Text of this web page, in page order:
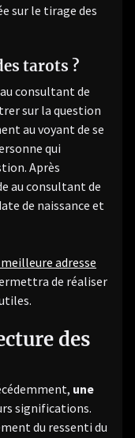
sur le tirage des
tarots ?
consultant de
sur la question
au voyant de se
qui
Après
au consultant de
de naissance et
adresse
de réaliser
des
une
significations.
du ressenti du